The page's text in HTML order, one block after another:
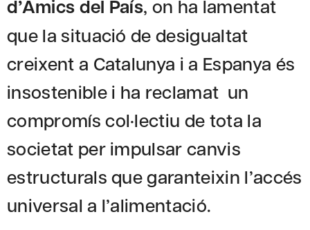
d’Amics del País, on ha lamentat
que la situació de desigualtat
creixent a Catalunya i a Espanya és
insostenible i ha reclamat un
compromís col·lectiu de tota la
societat per impulsar canvis
estructurals que garanteixin l’accés
universal a l’alimentació.